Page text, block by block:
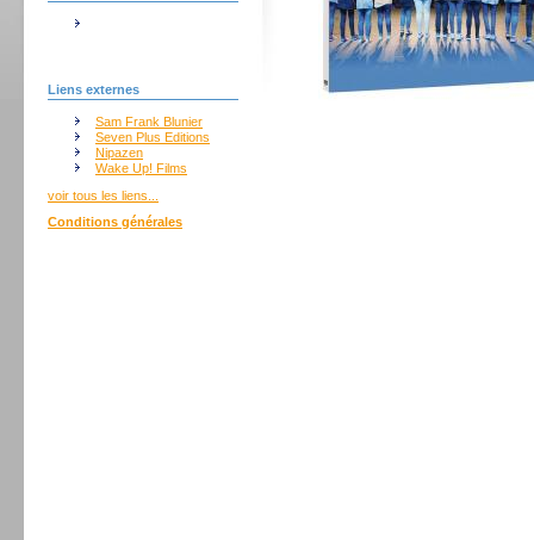
Liens externes
Sam Frank Blunier
Seven Plus Editions
Nipazen
Wake Up! Films
voir tous les liens...
Conditions générales